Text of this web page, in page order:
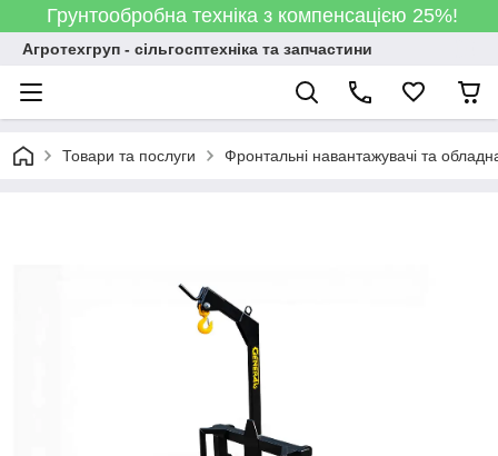
Грунтообробна техніка з компенсацією 25%!
Агротехгруп - сільгосптехніка та запчастини
Товари та послуги Фронтальні навантажувачі та